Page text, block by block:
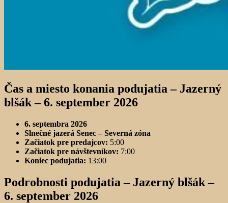
Čas a miesto konania podujatia – Jazerný
blšák – 6. september 2026
6. septembra 2026
Slnečné jazerá Senec – Severná zóna
Začiatok pre predajcov: 5:00
Začiatok pre návštevníkov: 7:00
Koniec podujatia: 13:00
Podrobnosti podujatia – Jazerný blšák –
6. september 2026